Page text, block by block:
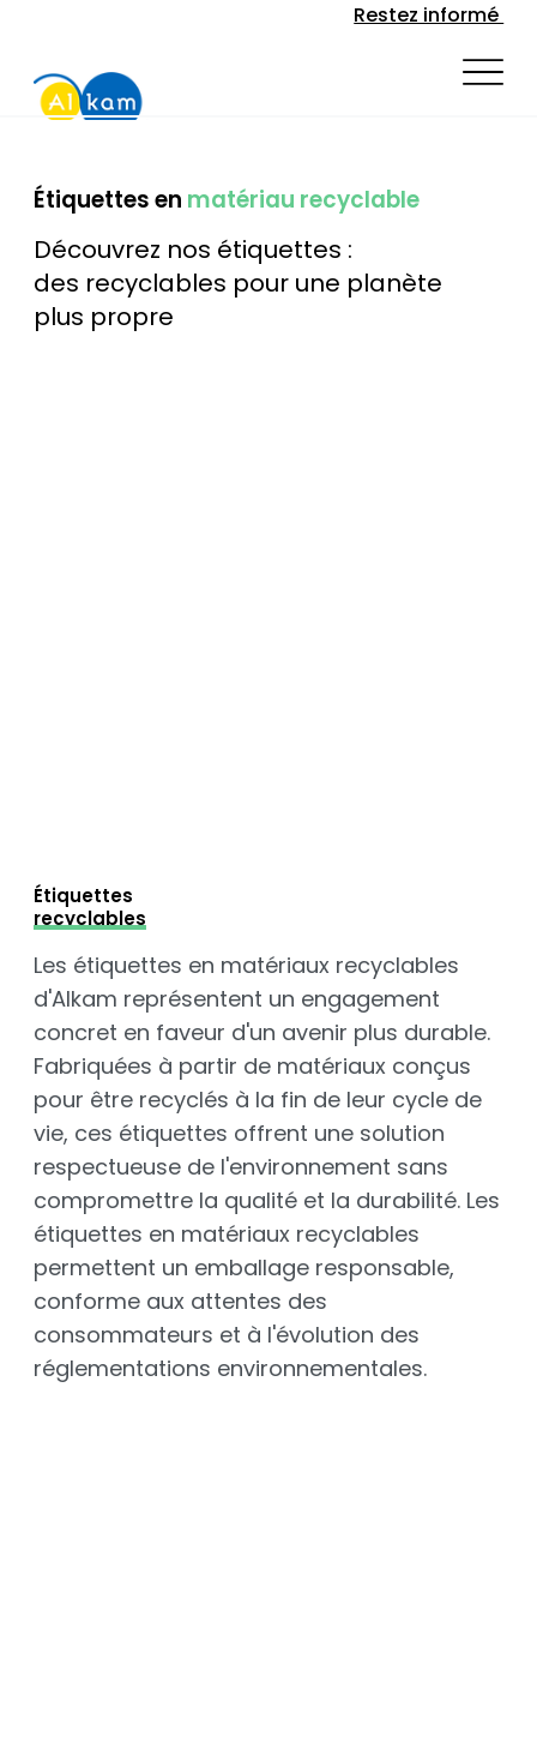
Restez informé
Étiquettes en matériau recyclable
Découvrez nos étiquettes :
des recyclables pour une planète
plus propre
Étiquettes
recyclables
Les étiquettes en matériaux recyclables
d'Alkam représentent un engagement
concret en faveur d'un avenir plus durable.
Fabriquées à partir de matériaux conçus
pour être recyclés à la fin de leur cycle de
vie, ces étiquettes offrent une solution
respectueuse de l'environnement sans
compromettre la qualité et la durabilité. Les
étiquettes en matériaux recyclables
permettent un emballage responsable,
conforme aux attentes des
consommateurs et à l'évolution des
réglementations environnementales.